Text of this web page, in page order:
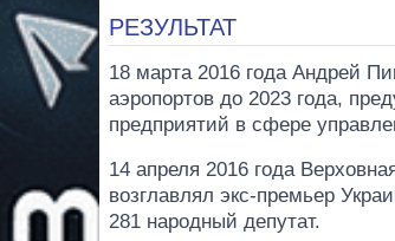
РЕЗУЛЬТАТ
18 марта 2016 года Андрей
аэропортов до 2023 года,
предприятий в сфере
14 апреля 2016 года
возглавлял экс-премьер
281 народный депутат.